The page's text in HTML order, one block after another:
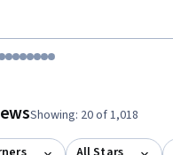
1
item 2
to item 3
to item 4
Go to item 5
Go to item 6
Go to item 7
Go to item 8
Go to item 9
Go to item 10
Go to item 11
Go to item 12
Showing: 20 of 1,018